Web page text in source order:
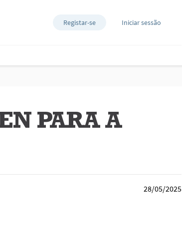
Registar-se Iniciar sessão
PARA A
28/05/2025